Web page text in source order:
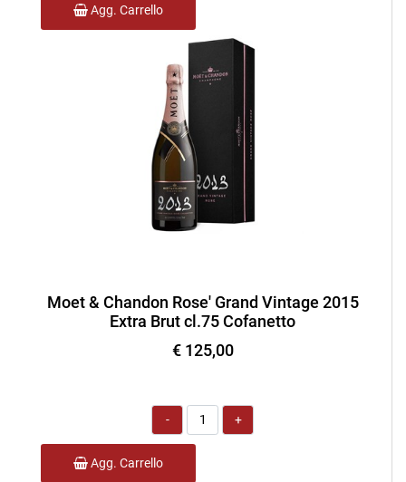
Agg. Carrello
Moet & Chandon Rose' Grand Vintage 2015
Extra Brut cl.75 Cofanetto
€ 125,00
Quantità
Agg. Carrello